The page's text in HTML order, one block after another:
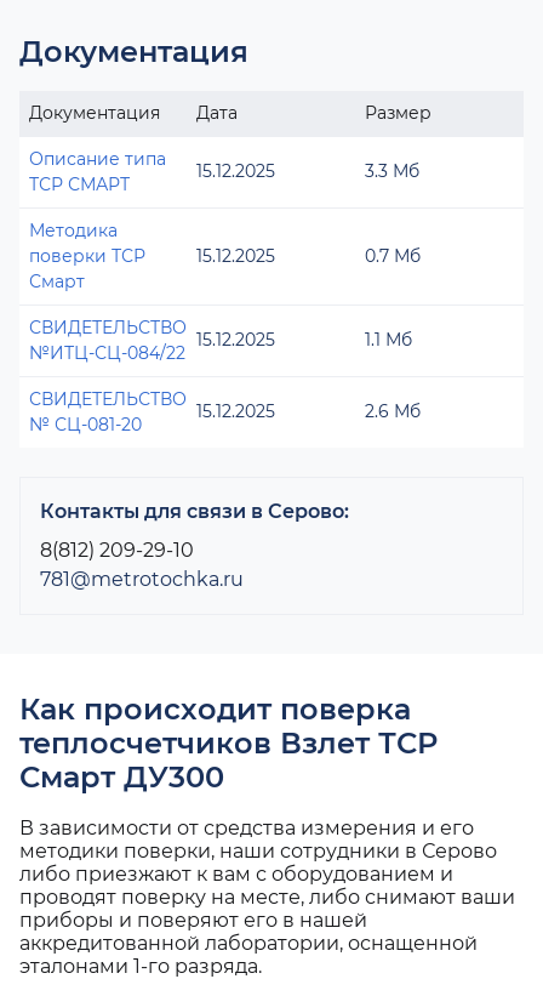
Документация
Документация Дата Размер
Описание типа
ТСР СМАРТ
15.12.2025 3.3 Мб
Методика
поверки ТСР
Смарт
15.12.2025 0.7 Мб
СВИДЕТЕЛЬСТВО
№ИТЦ-СЦ-084/22
15.12.2025 1.1 Мб
СВИДЕТЕЛЬСТВО
№ СЦ-081-20
15.12.2025 2.6 Мб
Контакты для связи в Серово:
8(812) 209-29-10
781@metrotochka.ru
Как происходит поверка
теплосчетчиков Взлет ТСР
Смарт ДУ300
В зависимости от средства измерения и его
методики поверки, наши сотрудники в Серово
либо приезжают к вам с оборудованием и
проводят поверку на месте, либо снимают ваши
приборы и поверяют его в нашей
аккредитованной лаборатории, оснащенной
эталонами 1-го разряда.